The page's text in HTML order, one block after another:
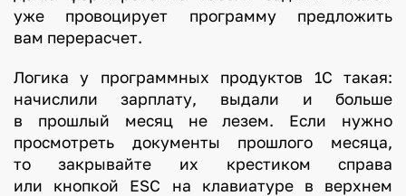
уже провоцирует программу предложить
вам перерасчет.
Логика у программных продуктов 1С такая:
начислили зарплату, выдали и больше
в прошлый месяц не лезем. Если нужно
просмотреть документы прошлого месяца,
то закрывайте их крестиком справа
или кнопкой ESC на клавиатуре в верхнем